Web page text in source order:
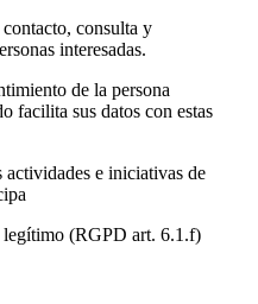
consulta y
interesadas.
de la persona
facilita sus datos con estas
e iniciativas de
legítimo (RGPD art. 6.1.f)